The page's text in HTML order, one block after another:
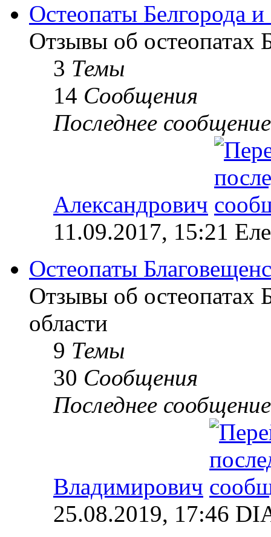
Остеопаты Белгорода
Отзывы об остеопатах
3 Темы
14 Сообщения
Последнее сообщение
Александрович
11.09.2017, 15:21
Остеопаты
Отзывы об остеопатах
области
9 Темы
30 Сообщения
Последнее сообщение
Владимирович
25.08.2019, 17:46